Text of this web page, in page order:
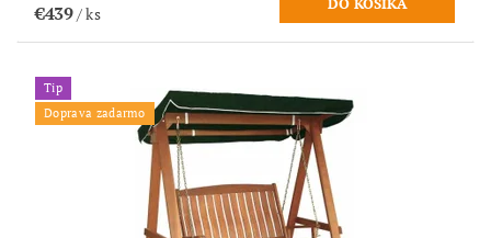
€439/ ks
Tip
Doprava zadarmo